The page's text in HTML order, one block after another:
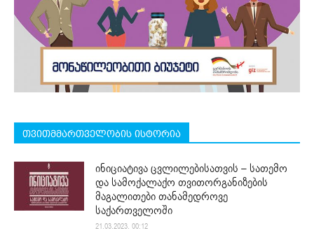
თვითმმართველობის ისტორია
ინიციატივა ცვლილებისათვის – სათემო
და სამოქალაქო თვითორგანიზების
მაგალითები თანამედროვე
საქართველოში
21.03.2023. 00:12